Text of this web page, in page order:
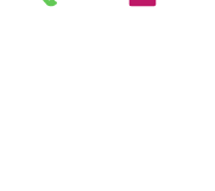
repertório autoral influenciado